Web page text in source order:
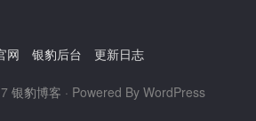
网 银豹后台 更新日志
银豹博客 · Powered By WordPress